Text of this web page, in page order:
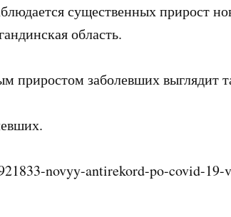
существенных прирост
область.
приростом заболевших выглядит
novyy-antirekord-po-covid-19-